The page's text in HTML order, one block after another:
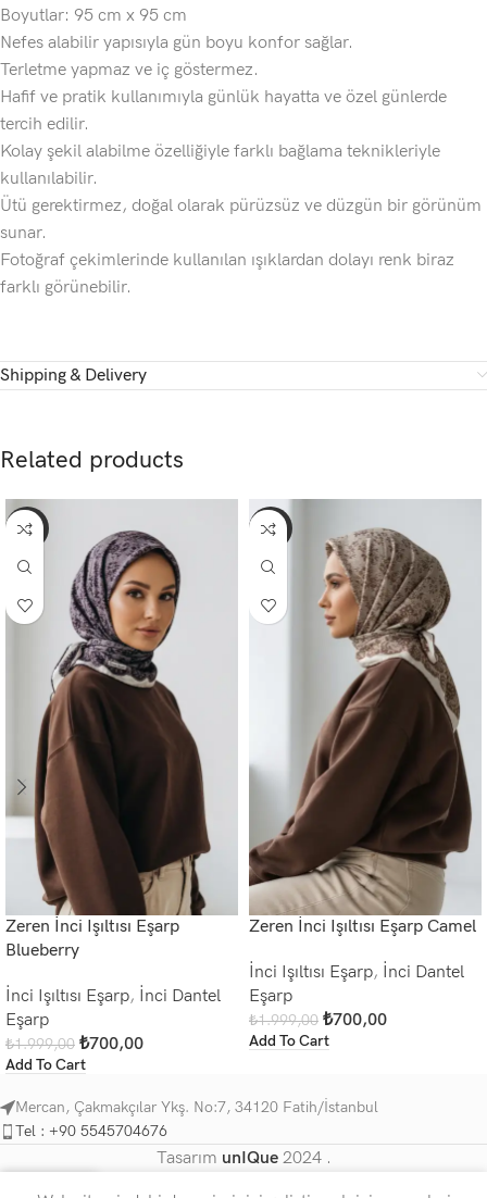
Boyutlar: 95 cm x 95 cm
Nefes alabilir yapısıyla gün boyu konfor sağlar.
Terletme yapmaz ve iç göstermez.
Hafif ve pratik kullanımıyla günlük hayatta ve özel günlerde
tercih edilir.
Kolay şekil alabilme özelliğiyle farklı bağlama teknikleriyle
kullanılabilir.
Ütü gerektirmez, doğal olarak pürüzsüz ve düzgün bir görünüm
sunar.
Fotoğraf çekimlerinde kullanılan ışıklardan dolayı renk biraz
farklı görünebilir.
Shipping & Delivery
Related products
-65%
Zeren İnci Işıltısı Eşarp
Blueberry
İnci Işıltısı Eşarp, İnci Dantel
Eşarp
₺1.999,00 ₺700,00
Add To Cart
-65%
Zeren İnci Işıltısı Eşarp Camel
İnci Işıltısı Eşarp, İnci Dantel
Eşarp
₺1.999,00 ₺700,00
Add To Cart
Mercan, Çakmakçılar Ykş. No:7, 34120 Fatih/İstanbul
Tel : +90 5545704676
Tasarım unIQue 2024 .
0